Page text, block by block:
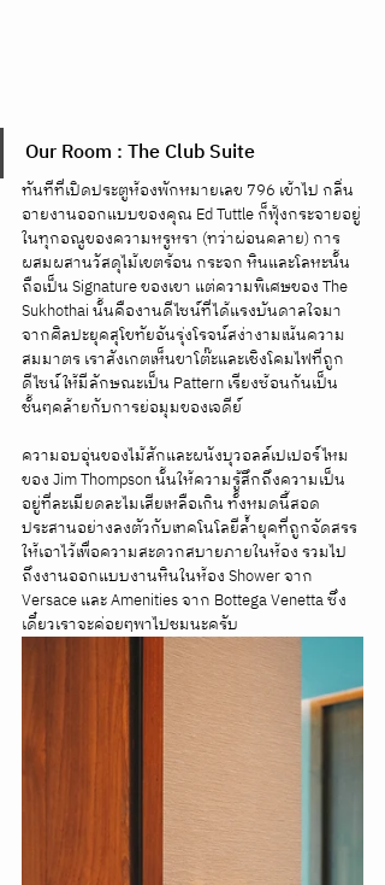
Our Room : The Club Suite
ทันทีที่เปิดประตูห้องพักหมายเลข 796 เข้าไป กลิ่น
อายงานออกแบบของคุณ Ed Tuttle ก็ฟุ้งกระจายอยู่
ในทุกอณูของความหรูหรา (ทว่าผ่อนคลาย) การ
ผสมผสานวัสดุไม้เขตร้อน กระจก หินและโลหะนั้น
ถือเป็น Signature ของเขา แต่ความพิเศษของ The
Sukhothai นั้นคืองานดีไซน์ที่ได้แรงบันดาลใจมา
จากศิลปะยุคสุโขทัยอันรุ่งโรจน์สง่างามเน้นความ
สมมาตร เราสังเกตเห็นขาโต๊ะและเชิงโคมไฟที่ถูก
ดีไซน์ให้มีลักษณะเป็น Pattern เรียงซ้อนกันเป็น
ชั้นๆคล้ายกับการย่อมุมของเจดีย์
ความอบอุ่นของไม้สักและผนังบุวอลล์เปเปอร์ไหม
ของ Jim Thompson นั้นให้ความรู้สึกถึงความเป็น
อยู่ที่ละเมียดละไมเสียเหลือเกิน ทั้งหมดนี้สอด
ประสานอย่างลงตัวกับเทคโนโลยีล้ำยุคที่ถูกจัดสรร
ให้เอาไว้เพื่อความสะดวกสบายภายในห้อง รวมไป
ถึงงานออกแบบงานหินในห้อง Shower จาก
Versace และ Amenities จาก Bottega Venetta ซึ่ง
เดี๋ยวเราจะค่อยๆพาไปชมนะครับ